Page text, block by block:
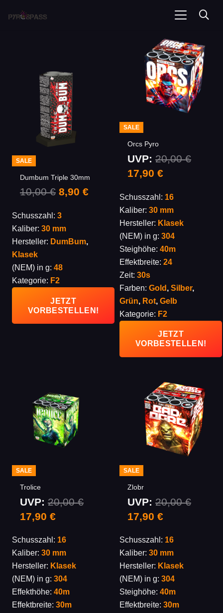
SALE
Dumbum Triple 30mm
10,00€ Ursprünglicher
war:
10,00 €
8,90 €Aktueller
8,90 €.
Schusszahl: 3
Kaliber: 30 mm
Hersteller: DumBum,
Klasek
(NEM) in g: 48
Kategorie: F2
JETZT
VORBESTELLEN!
SALE
Orcs Pyro
UVP: 20,00€
Ursprünglicher
war:
20,00 €
17,90 €Aktueller
ist:
17,90 €.
Schusszahl: 16
Kaliber: 30 mm
Hersteller: Klasek
(NEM) in g: 304
Steighöhe: 40m
Effektbreite: 24
Zeit: 30s
Farben: Gold , Silber,
Grün, Rot, Gelb
Kategorie: F2
JETZT
VORBESTELLEN!
SALE
Trolice
UVP: 20,00€
Ursprünglicher
war:
20,00 €
17,90 €Aktueller
ist:
17,90 €.
Schusszahl: 16
Kaliber: 30 mm
Hersteller: Klasek
(NEM) in g: 304
Effekthöhe: 40m
Effektbreite: 30m
SALE
Zlobr
UVP: 20,00€
Ursprünglicher
war:
20,00 €
17,90 €Aktueller
ist:
17,90 €.
Schusszahl: 16
Kaliber: 30 mm
Hersteller: Klasek
(NEM) in g: 304
Steighöhe: 40m
Effektbreite: 30m